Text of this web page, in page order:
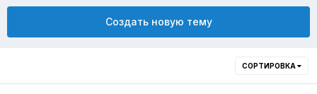
Создать новую тему
СОРТИРОВКА